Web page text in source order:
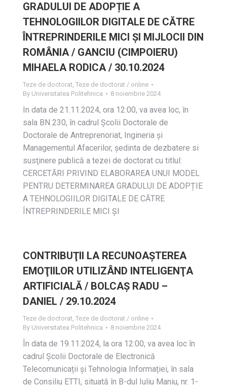
GRADULUI DE ADOPȚIE A
TEHNOLOGIILOR DIGITALE DE CĂTRE
ÎNTREPRINDERILE MICI ȘI MIJLOCII DIN
ROMÂNIA / GANCIU (CIMPOIERU)
MIHAELA RODICA / 30.10.2024
Teze de doctorat, Teze de doctorat / online
By Universitatea Politehnica 8 noiembrie 2024
In data de 21.11.2024, ora 12:00, va avea loc, în
sala BN 230, în cadrul Școlii Doctorale de
Doctorale de Antreprenoriat, Ingineria și
Managementul Afacerilor, ședinta de dezbatere si
susţinere publică a tezei de doctorat cu titlul:
CERCETĂRI PRIVIND ELABORAREA UNUI MODEL
PENTRU DETERMINAREA GRADULUI DE ADOPȚIE
A TEHNOLOGIILOR DIGITALE DE CĂTRE
ÎNTREPRINDERILE MICI ȘI
CONTRIBUŢII LA RECUNOAŞTEREA
EMOŢIILOR UTILIZÂND INTELIGENŢA
ARTIFICIALĂ / BOLCAȘ RADU –
DANIEL / 29.10.2024
Teze de doctorat, Teze de doctorat / online
By Universitatea Politehnica 8 noiembrie 2024
În data de 19.11.2024, la ora 12:00, va avea loc în
cadrul Școlii Doctorale de Electronică
Telecomunicații și Tehnologia Informației, în sala
de Consiliu ETTI, situată în B-dul Iuliu Maniu, nr. 1-